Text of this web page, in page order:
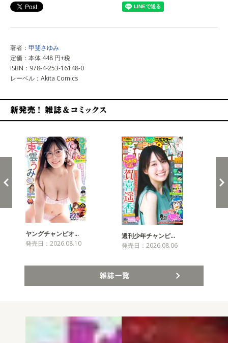
著者： 甲斐さゆみ
定価：本体 448 円+税
ISBN：978-4-253-16148-0
レーベル：Akita Comics
ヤングチャンピオ…
発売日：2026.08.10
週刊少年チャンピ…
発売日：2026.08.06